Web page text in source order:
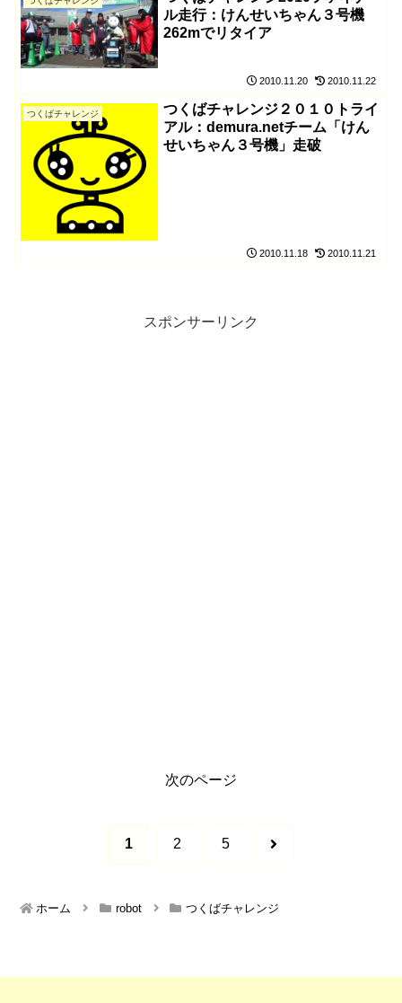
ル走行：けんせいちゃん３号機
262mでリタイア
2010.11.20 2010.11.22
つくばチャレンジ
つくばチャレンジ２０１０トライ
アル：demura.netチーム「けん
せいちゃん３号機」走破
2010.11.18 2010.11.21
スポンサーリンク
次のページ
1 2 5 次
ホーム robot つくばチャレンジ